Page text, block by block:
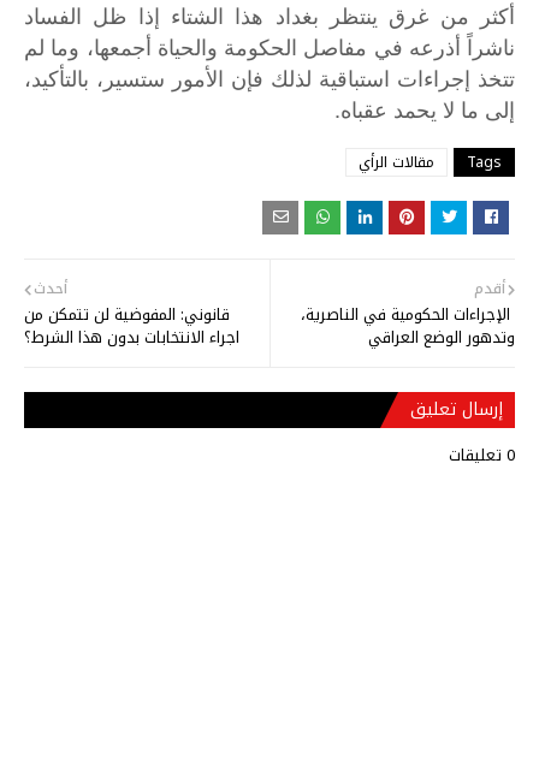
أكثر من غرق ينتظر بغداد هذا الشتاء إذا ظل الفساد
ناشراً أذرعه في مفاصل الحكومة والحياة أجمعها، وما لم
تتخذ إجراءات استباقية لذلك فإن الأمور ستسير، بالتأكيد،
إلى ما لا يحمد عقباه.
Tags مقالات الرأي
أحدث
قانوني: المفوضية لن تتمكن من
اجراء الانتخابات بدون هذا الشرط؟
أقدم
الإجراءات الحكومية في الناصرية،
وتدهور الوضع العراقي
إرسال تعليق
0 تعليقات